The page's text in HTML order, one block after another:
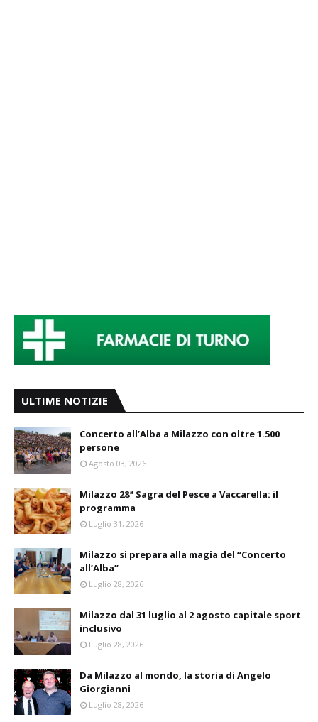
ULTIME NOTIZIE
Concerto all’Alba a Milazzo con oltre 1.500
persone
Agosto 03, 2026
Milazzo 28ª Sagra del Pesce a Vaccarella: il
programma
Luglio 31, 2026
Milazzo si prepara alla magia del “Concerto
all’Alba”
Luglio 28, 2026
Milazzo dal 31 luglio al 2 agosto capitale sport
inclusivo
Luglio 28, 2026
Da Milazzo al mondo, la storia di Angelo
Giorgianni
Luglio 28, 2026